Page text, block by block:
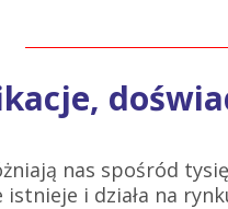
nas spośród
i działa na